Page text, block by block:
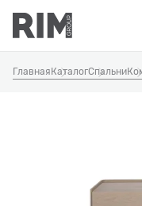
Главная КаталогСпальни